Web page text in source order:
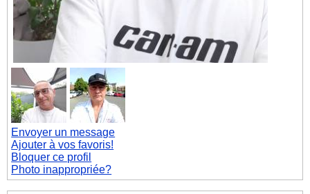
Envoyer un message
Ajouter à vos favoris!
Bloquer ce profil
Photo inappropriée?